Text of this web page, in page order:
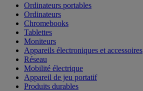
Ordinateurs portables
Ordinateurs
Chromebooks
Tablettes
Moniteurs
Appareils électroniques et accessoires
Réseau
Mobilité électrique
Appareil de jeu portatif
Produits durables